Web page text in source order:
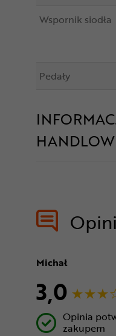
Wspornik siodła
Pedały
Michał
3,0
Opinia
zakupem